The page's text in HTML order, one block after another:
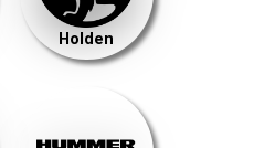
Holden